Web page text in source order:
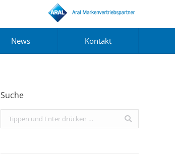
News Kontakt
Suche
Search: